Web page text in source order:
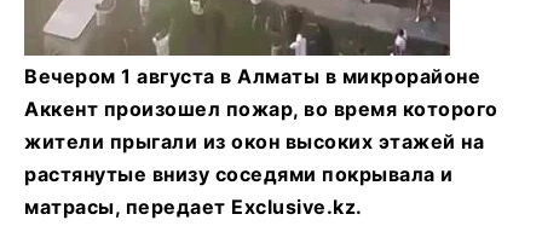
Вечером 1 августа в Алматы в микрорайоне
Аккент произошел пожар, во время которого
жители прыгали из окон высоких этажей на
растянутые внизу соседями покрывала и
матрасы, передает Exclusive.kz.